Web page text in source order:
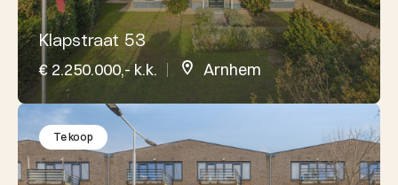
Klapstraat 53
€ 2.250.000,- k.k. Arnhem
Te koop